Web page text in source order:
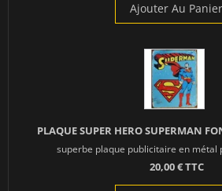
Ajouter Au Panier
PLAQUE SUPER HERO SUPERMAN
superbe plaque publicitaire en métal
20,00 € TTC